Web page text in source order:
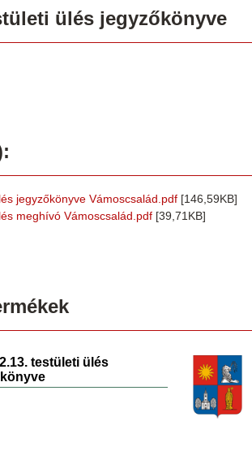
ülés jegyzőkönyve
jegyzőkönyve Vámoscsalád.pdf [146,59KB]
meghívó Vámoscsalád.pdf [39,71KB]
testületi ülés